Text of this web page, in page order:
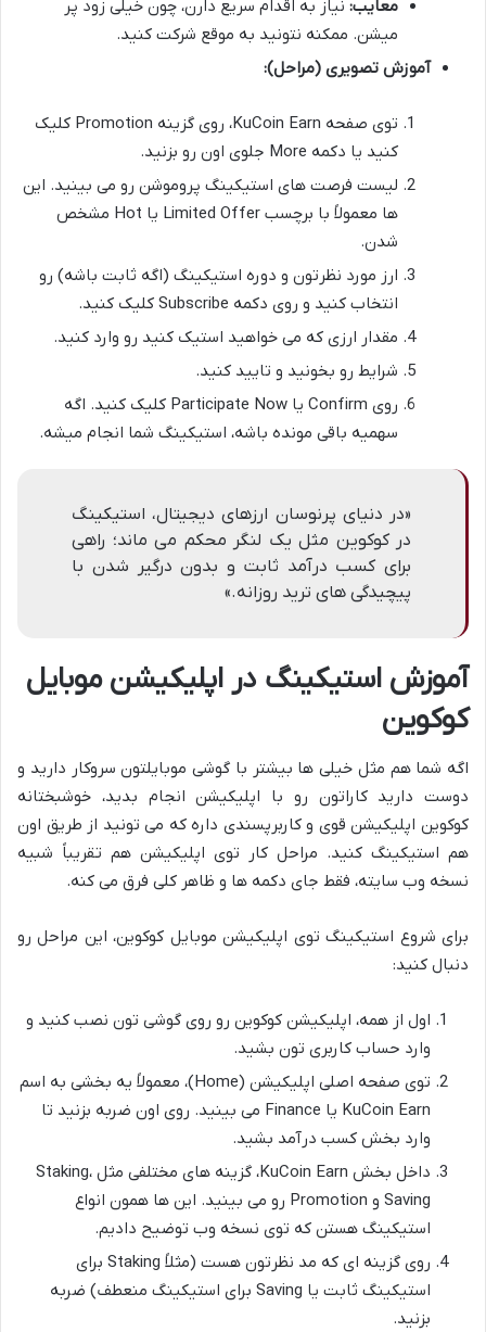
معایب: نیاز به اقدام سریع دارن، چون خیلی زود پر
میشن. ممکنه نتونید به موقع شرکت کنید.
آموزش تصویری (مراحل):
توی صفحه KuCoin Earn، روی گزینه Promotion کلیک
کنید یا دکمه More جلوی اون رو بزنید.
لیست فرصت های استیکینگ پروموشن رو می بینید. این
ها معمولاً با برچسب Limited Offer یا Hot مشخص
شدن.
ارز مورد نظرتون و دوره استیکینگ (اگه ثابت باشه) رو
انتخاب کنید و روی دکمه Subscribe کلیک کنید.
مقدار ارزی که می خواهید استیک کنید رو وارد کنید.
شرایط رو بخونید و تایید کنید.
روی Confirm یا Participate Now کلیک کنید. اگه
سهمیه باقی مونده باشه، استیکینگ شما انجام میشه.
«در دنیای پرنوسان ارزهای دیجیتال، استیکینگ
در کوکوین مثل یک لنگر محکم می ماند؛ راهی
برای کسب درآمد ثابت و بدون درگیر شدن با
پیچیدگی های ترید روزانه.»
آموزش استیکینگ در اپلیکیشن موبایل
کوکوین
اگه شما هم مثل خیلی ها بیشتر با گوشی موبایلتون سروکار دارید و
دوست دارید کاراتون رو با اپلیکیشن انجام بدید، خوشبختانه
کوکوین اپلیکیشن قوی و کاربرپسندی داره که می تونید از طریق اون
هم استیکینگ کنید. مراحل کار توی اپلیکیشن هم تقریباً شبیه
نسخه وب سایته، فقط جای دکمه ها و ظاهر کلی فرق می کنه.
برای شروع استیکینگ توی اپلیکیشن موبایل کوکوین، این مراحل رو
دنبال کنید:
اول از همه، اپلیکیشن کوکوین رو روی گوشی تون نصب کنید و
وارد حساب کاربری تون بشید.
توی صفحه اصلی اپلیکیشن (Home)، معمولاً یه بخشی به اسم
KuCoin Earn یا Finance می بینید. روی اون ضربه بزنید تا
وارد بخش کسب درآمد بشید.
داخل بخش KuCoin Earn، گزینه های مختلفی مثل Staking،
Saving و Promotion رو می بینید. این ها همون انواع
استیکینگ هستن که توی نسخه وب توضیح دادیم.
روی گزینه ای که مد نظرتون هست (مثلاً Staking برای
استیکینگ ثابت یا Saving برای استیکینگ منعطف) ضربه
بزنید.